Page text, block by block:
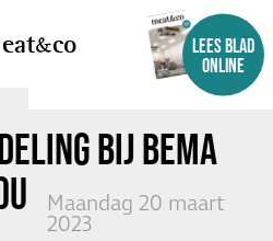
co
LEES BLAD
ONLINE
BIJ BEMA
Maandag 20 maart
2023